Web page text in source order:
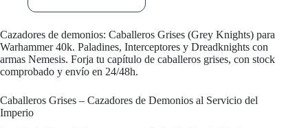
era:
es:
Cazadores de demonios: Caballeros Grises (Grey Knights) para
Warhammer 40k. Paladines, Interceptores y Dreadknights con
armas Nemesis. Forja tu capítulo de caballeros grises, con stock
comprobado y envío en 24/48h.
Caballeros Grises – Cazadores de Demonios al Servicio del
Imperio